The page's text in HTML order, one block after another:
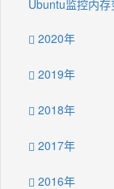
Ubuntu监控内存
2020年
2019年
2018年
2017年
2016年